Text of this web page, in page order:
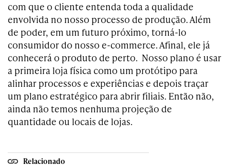
com que o cliente entenda toda a qualidade
envolvida no nosso processo de produção. Além
de poder, em um futuro próximo, torná-lo
consumidor do nosso e-commerce. Afinal, ele já
conhecerá o produto de perto. Nosso plano é usar
a primeira loja física como um protótipo para
alinhar processos e experiências e depois traçar
um plano estratégico para abrir filiais. Então não,
ainda não temos nenhuma projeção de
quantidade ou locais de lojas.
Relacionado